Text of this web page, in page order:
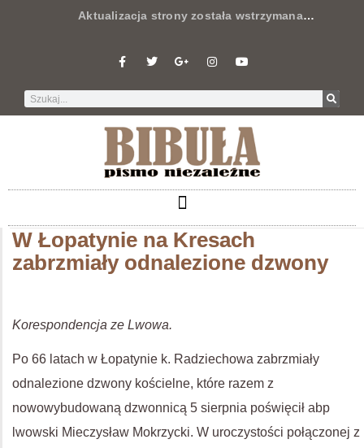
Aktualizacja strony została wstrzymana…
W Łopatynie na Kresach
zabrzmiały odnalezione dzwony
Korespondencja ze Lwowa.
Po 66 latach w Łopatynie k. Radziechowa zabrzmiały
odnalezione dzwony kościelne, które razem z
nowowybudowaną dzwonnicą 5 sierpnia poświęcił abp
lwowski Mieczysław Mokrzycki. W uroczystości połączonej z